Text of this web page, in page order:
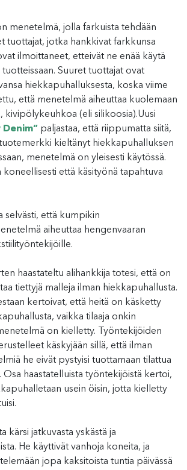
menetelmä, jolla farkuista tehdään
tuottajat, jotka hankkivat farkkunsa
ilmoittaneet, etteivät ne enää käytä
Suuret tuottajat ovat
hiekkapuhalluksesta, koska viime
että menetelmä aiheuttaa kuolemaan
kivipölykeuhkoa (eli silikoosia).Uusi
Denim” paljastaa, että riippumatta siitä,
kieltänyt hiekkapuhalluksen
menetelmä on yleisesti käytössä.
koneellisesti että käsityönä tapahtuva
selvästi, että kumpikin
aiheuttaa hengenvaaran
haastateltu alihankkija totesi, että on
tiettyjä malleja ilman hiekkapuhallusta.
kertoivat, että heitä on käsketty
vaikka tilaaja onkin
on kielletty. Työntekijöiden
käskyjään sillä, että ilman
he eivät pystyisi tuottamaan tilattua
Osa haastatelluista työntekijöistä kertoi,
usein öisin, jotta kielletty
kärsi jatkuvasta yskästä ja
He käyttivät vanhoja koneita, ja
jopa kaksitoista tuntia päivässä